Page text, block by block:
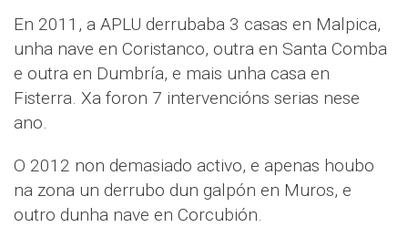
En 2011, a APLU derrubaba 3 casas en Malpica,
unha nave en Coristanco, outra en Santa Comba
e outra en Dumbría, e mais unha casa en
Fisterra. Xa foron 7 intervencións serias nese
ano.
O 2012 non demasiado activo, e apenas houbo
na zona un derrubo dun galpón en Muros, e
outro dunha nave en Corcubión.